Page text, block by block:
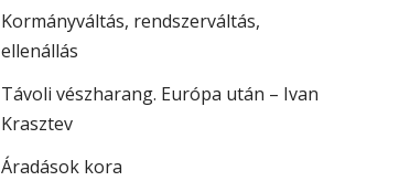
Kormányváltás, rendszerváltás,
ellenállás
Távoli vészharang. Európa után – Ivan
Krasztev
Áradások kora